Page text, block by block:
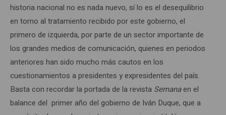
historia nacional no es nada nuevo, sí lo es el desequilibrio
en torno al tratamiento recibido por este gobierno, el
primero de izquierda, por parte de un sector importante de
los grandes medios de comunicación, quienes en periodos
anteriores han sido mucho más cautos en los
cuestionamientos a presidentes y expresidentes del país.
Basta con recordar la portada de la revista Semanaen el
balance del primer año del gobierno de Iván Duque, que a